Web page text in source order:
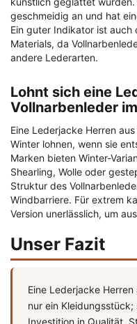
geschmeidig an und hat
Ein guter Indikator ist
Materials, da
andere Lederarten.
Lohnt sich eine
Vollnarbenleder
Eine Lederjacke Herren
Winter lohnen, wenn sie
Marken bieten Winter-
Shearling, Wolle oder
Struktur des
Windbarriere. Für extrem
Version unerlässlich, um
Unser Fazit
Eine Lederjacke
nur ein